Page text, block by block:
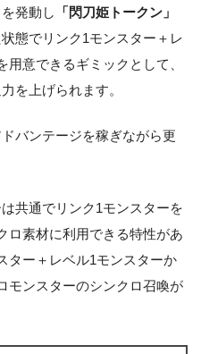
を発動し
「閃刀姫トークン」
態でリンク1モンスター＋レ
意できるギミックとして、
を上げられます。
バンテージを稼ぎながら更
共通でリンク1モンスターを
ロ素材に利用できる特性があ
ター＋レベル1モンスターか
モンスターのシンクロ召喚が